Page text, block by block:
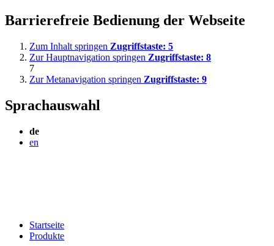
Barrierefreie Bedienung der Webseite
Zum Inhalt springen Zugriffstaste: 5
Zur Hauptnavigation springen Zugriffstaste: 8
7
Zur Metanavigation springen Zugriffstaste: 9
Sprachauswahl
de
en
Startseite
Produkte